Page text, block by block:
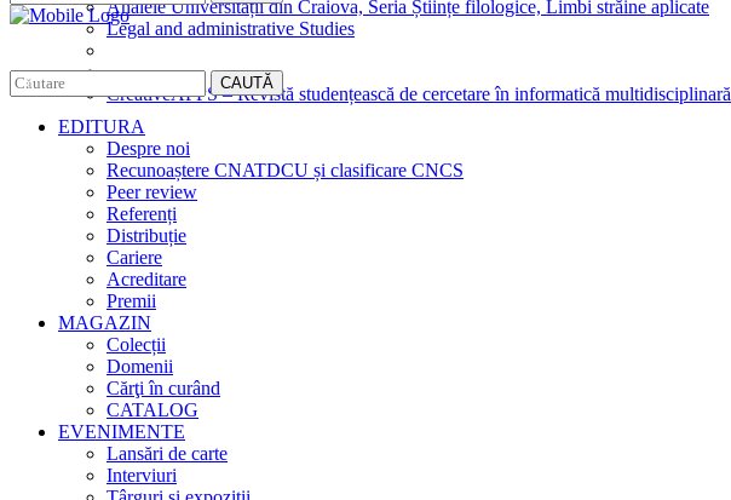
Analele Universității din Craiova, Seria Științe filologice, Limbi străine aplicate
Legal and administrative Studies
CreativeAPPS – Revistă studențească de cercetare în informatică multidisciplinară
CAUTĂ
EDITURA
Despre noi
Recunoaștere CNATDCU și clasificare CNCS
Peer review
Referenți
Distribuție
Cariere
Acreditare
Premii
MAGAZIN
Colecții
Domenii
Cărţi în curând
CATALOG
EVENIMENTE
Lansări de carte
Interviuri